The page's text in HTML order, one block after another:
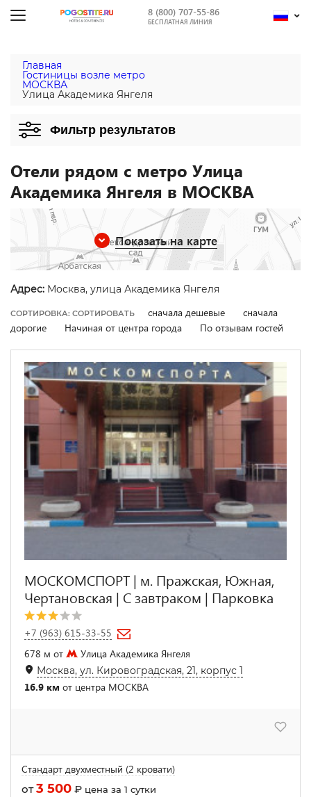
8 (800) 707-55-86
БЕСПЛАТНАЯ ЛИНИЯ
Главная
Гостиницы возле метро
МОСКВА
Улица Академика Янгеля
Фильтр результатов
Отели рядом с метро Улица
Академика Янгеля в МОСКВА
Показать на карте
Адрес: Москва, улица Академика Янгеля
СОРТИРОВКА: СОРТИРОВАТЬ сначала дешевые
сначала
дорогие
Начиная от центра города По отзывам гостей
МОСКОМСПОРТ | м. Пражская, Южная,
Чертановская | С завтраком | Парковка
+7 (963) 615-33-55
678 м от
Улица Академика Янгеля
Москва, ул. Кировоградская, 21, корпус 1
16.9 км от центра МОСКВА
Стандарт двухместный (2 кровати)
от3 500 ₽ цена за 1 сутки